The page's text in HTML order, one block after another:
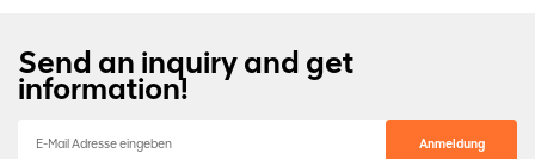
Send an inquiry and get
information!